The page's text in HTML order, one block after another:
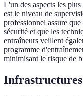
L'un des aspects les
est le niveau de
professionnel assure
sécurité et que les
entraîneurs veillent
programme
minimisant le risque de
Infrastructures